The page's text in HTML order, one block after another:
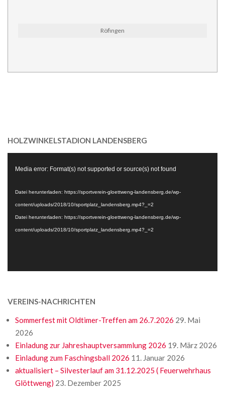
Röfingen
HOLZWINKELSTADION LANDENSBERG
Player
Media error: Format(s) not supported or source(s) not found
Datei herunterladen: https://sportverein-gloettweng-landensberg.de/wp-
content/uploads/2018/10/sportplatz_landensberg.mp4?_=2
Datei herunterladen: https://sportverein-gloettweng-landensberg.de/wp-
content/uploads/2018/10/sportplatz_landensberg.mp4?_=2
VEREINS-NACHRICHTEN
Sommerfest mit Oldtimer-Treffen am 26.7.2026 29. Mai
2026
Einladung zur Jahreshauptversammlung 2026 19. März 2026
Einladung zum Faschingsball 2026 11. Januar 2026
aktualisiert – Silvesterlauf am 31.12.2025 ( Feuerwehrhaus
Glöttweng) 23. Dezember 2025